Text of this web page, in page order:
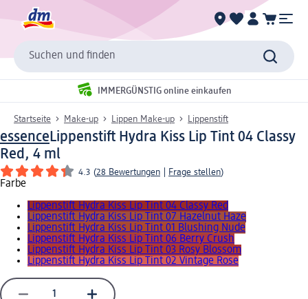
Suchen und finden
IMMERGÜNSTIG online einkaufen
Startseite Make-up Lippen Make-up Lippenstift
essenceLippenstift Hydra Kiss Lip Tint 04 Classy
Red, 4 ml
4.3 (28 Bewertungen Frage stellen)
Farbe
Lippenstift Hydra Kiss Lip Tint 04 Classy Red
Lippenstift Hydra Kiss Lip Tint 07 Hazelnut Haze
Lippenstift Hydra Kiss Lip Tint 01 Blushing Nude
Lippenstift Hydra Kiss Lip Tint 06 Berry Crush
Lippenstift Hydra Kiss Lip Tint 03 Rosy Blossom
Lippenstift Hydra Kiss Lip Tint 02 Vintage Rose